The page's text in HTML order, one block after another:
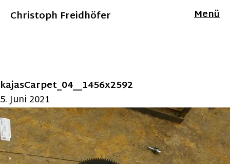
Christoph Freidhöfer Menü
kajasCarpet_04__1456x2592
5. Juni 2021